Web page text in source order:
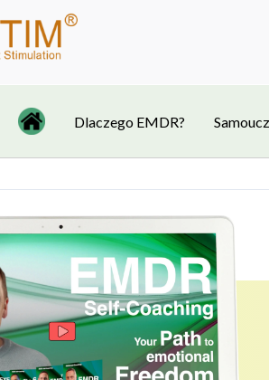
Dlaczego EMDR?